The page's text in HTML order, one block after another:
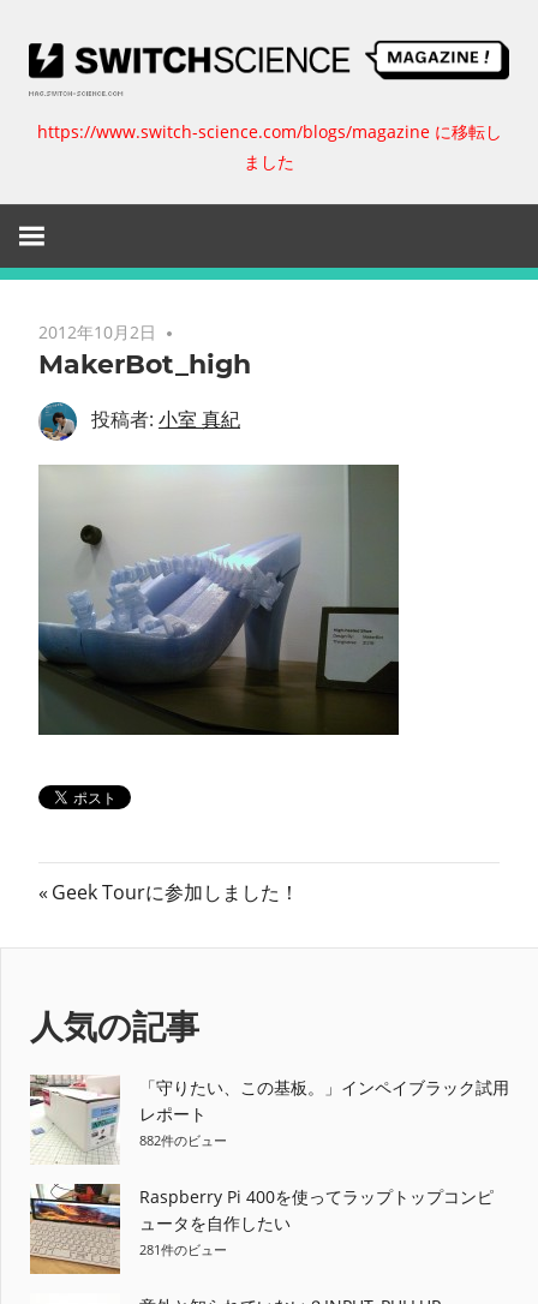
ッ
ス
イ
ッ
イ
ン
ス
マ
ン
https://www.switch-science.com/blogs/magazine に移転し
ました
2012年10月2日
MakerBot_high
投稿者: 小室 真紀
投
稿
ビ
ゲ
ー
シ
ョ
ン
前
Geek Tourに参加しました！
人気の記事
「守りたい、この基板。」インペイブラック試用
レポート
882件のビュー
Raspberry Pi 400を使ってラップトップコンピ
ュータを自作したい
281件のビュー